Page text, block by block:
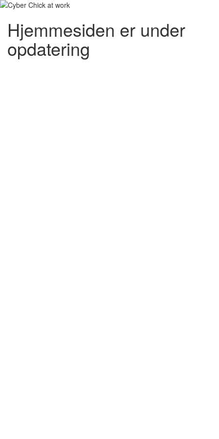
Hjemmesiden er under
opdatering